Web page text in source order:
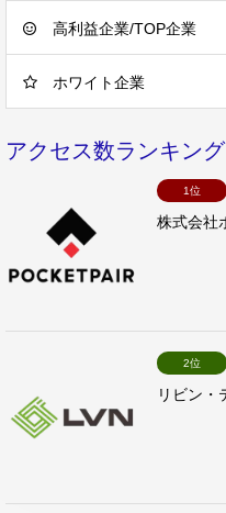
高利益企業/TOP企業
ホワイト企業
アクセス数ランキング
1位
株式会社
2位
リビン・